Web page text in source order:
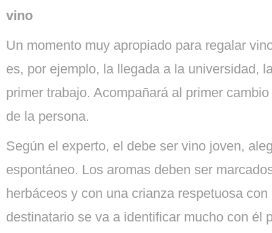
vino
Un momento muy apropiado para regalar
es, por ejemplo, la llegada a la universidad,
primer trabajo. Acompañará al primer
de la persona.
Según el experto, el debe ser vino joven,
espontáneo. Los aromas deben ser
herbáceos y con una crianza respetuosa
destinatario se va a identificar mucho con él